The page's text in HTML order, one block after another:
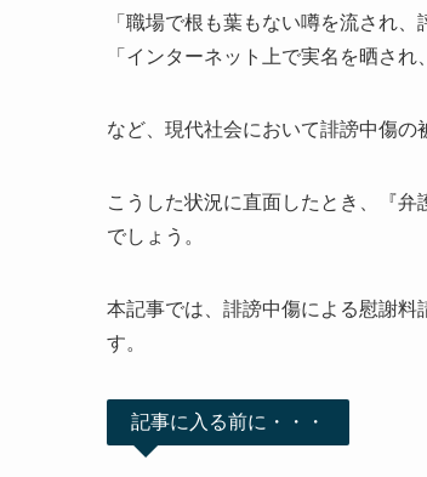
「職場で根も葉もない噂を流され、
「インターネット上で実名を晒され
など、現代社会において誹謗中傷の
こうした状況に直面したとき、『
でしょう。
本記事では、誹謗中傷による慰謝料
す。
記事に入る前に・・・